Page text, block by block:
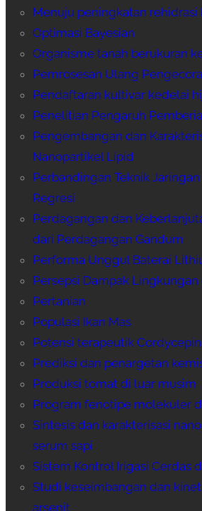
Menuju peningkatan rehidrasi
Optimasi Bayesian
Organisme tanah berukuran
Pemrosesan Ulang
Pendaftaran kultivar kedelai
Penelitian Pengaruh
Pengembangan dan
Nanopartikel Lipid
Perbandingan Teknik
Regresi
Perdagangan dan
dari Perdagangan Gandum
Performa Unggul Baterai
Persepsi Dampak Lingkungan
Pertanian
Populasi Ikan Mas
Potensi terapeutik Cordycepin
Prediksi dan penargetan
Produksi tomat di luar musim
Program fenotipe molekuler
Sintesis dan karakterisasi
serum sapi
Sistem Kontrol Irigasi Cerdas
Studi keseimbangan dan
arsenit